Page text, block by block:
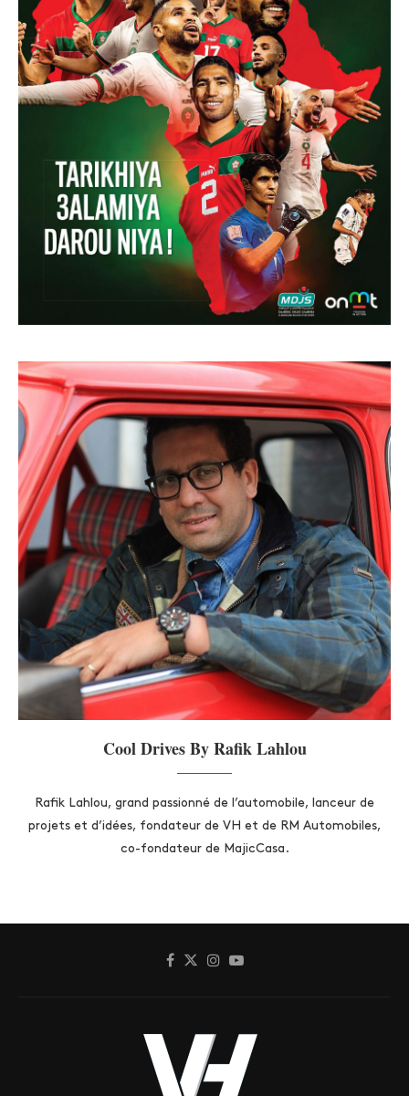
Cool Drives By Rafik Lahlou
Rafik Lahlou, grand passionné de l’automobile, lanceur de
projets et d’idées, fondateur de VH et de RM Automobiles,
co-fondateur de MajicCasa.